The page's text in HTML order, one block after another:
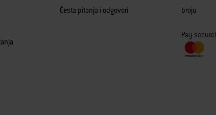
Česta pitanja i odgovori
broju
Pay